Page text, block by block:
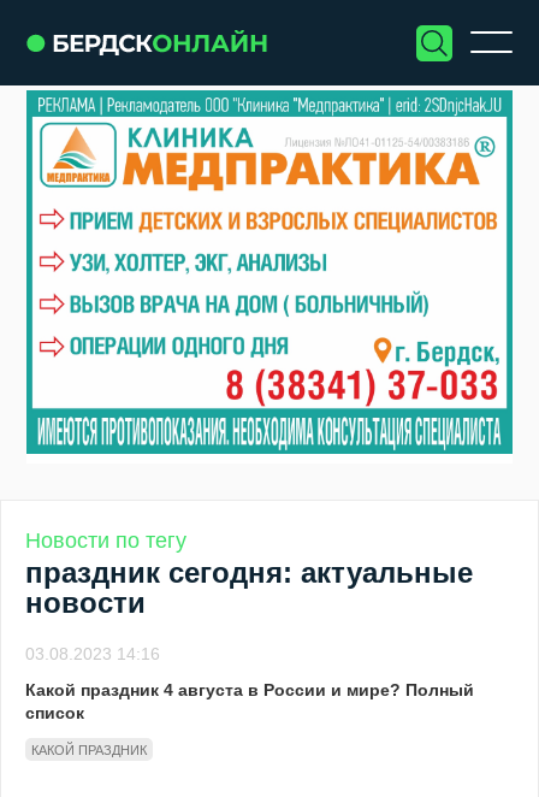
Новости по тегу
праздник сегодня: актуальные
новости
03.08.2023 14:16
Какой праздник 4 августа в России и мире? Полный
список
КАКОЙ ПРАЗДНИК